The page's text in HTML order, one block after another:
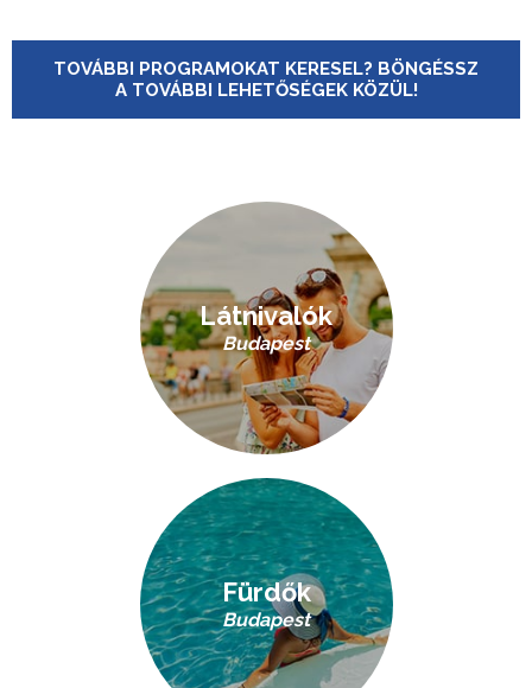
TOVÁBBI PROGRAMOKAT KERESEL? BÖNGÉSSZ
A TOVÁBBI LEHETŐSÉGEK KÖZÜL!
Látnivalók
Budapest
Fürdők
Budapest